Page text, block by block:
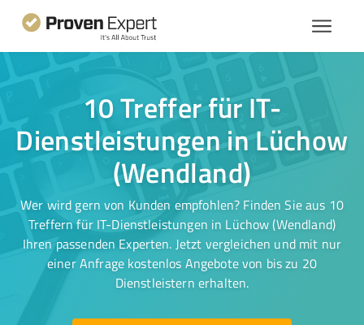
10 Treffer für IT-
Dienstleistungen in Lüchow
(Wendland)
Wer wird gern von Kunden empfohlen? Finden Sie aus 10
Treffern für IT-Dienstleistungen in Lüchow (Wendland)
Ihren passenden Experten. Jetzt vergleichen und mit nur
einer Anfrage kostenlos Angebote von bis zu 20
Dienstleistern erhalten.